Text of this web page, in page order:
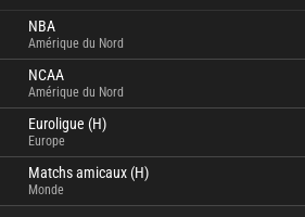
NBA
Amérique du Nord
NCAA
Amérique du Nord
Euroligue (H)
Europe
Matchs amicaux (H)
Monde